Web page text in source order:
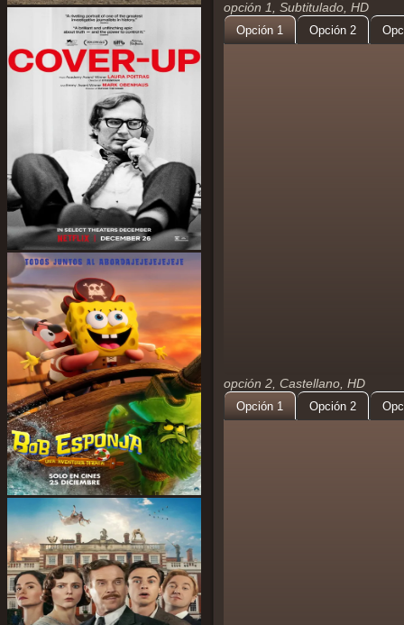
opción 1, Subtitulado, HD
Opción 1 Opción 2
opción 2, Castellano, HD
Opción 1 Opción 2